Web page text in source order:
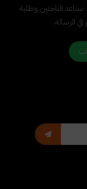
الباحثين وطلبة
الرسالة.